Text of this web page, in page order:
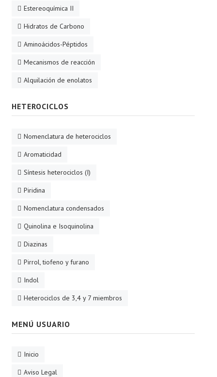
Estereoquímica II
Hidratos de Carbono
Aminoácidos-Péptidos
Mecanismos de reacción
Alquilación de enolatos
HETEROCICLOS
Nomenclatura de heterociclos
Aromaticidad
Síntesis heterociclos (I)
Piridina
Nomenclatura condensados
Quinolina e Isoquinolina
Diazinas
Pirrol, tiofeno y furano
Indol
Heterociclos de 3,4 y 7 miembros
MENÚ USUARIO
Inicio
Aviso Legal